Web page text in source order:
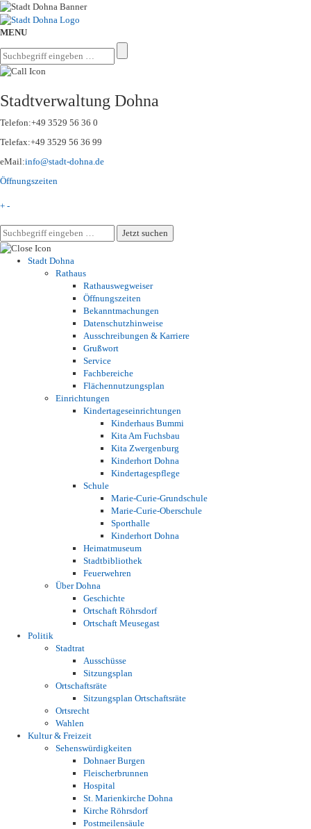
MENU
Stadtverwaltung Dohna
Telefon:+49 3529 56 36 0
Telefax:+49 3529 56 36 99
eMail:info@stadt-dohna.de
Öffnungszeiten
+ -
Stadt Dohna
Rathaus
Rathauswegweiser
Öffnungszeiten
Bekanntmachungen
Datenschutzhinweise
Ausschreibungen & Karriere
Grußwort
Service
Fachbereiche
Flächennutzungsplan
Einrichtungen
Kindertageseinrichtungen
Kinderhaus Bummi
Kita Am Fuchsbau
Kita Zwergenburg
Kinderhort Dohna
Kindertagespflege
Schule
Marie-Curie-Grundschule
Marie-Curie-Oberschule
Sporthalle
Kinderhort Dohna
Heimatmuseum
Stadtbibliothek
Feuerwehren
Über Dohna
Geschichte
Ortschaft Röhrsdorf
Ortschaft Meusegast
Politik
Stadtrat
Ausschüsse
Sitzungsplan
Ortschaftsräte
Sitzungsplan Ortschaftsräte
Ortsrecht
Wahlen
Kultur & Freizeit
Sehenswürdigkeiten
Dohnaer Burgen
Fleischerbrunnen
Hospital
St. Marienkirche Dohna
Kirche Röhrsdorf
Postmeilensäule